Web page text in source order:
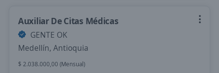
Auxiliar De Citas Médicas
GENTE OK
Medellín, Antioquia
$ 2.038.000,00 (Mensual)